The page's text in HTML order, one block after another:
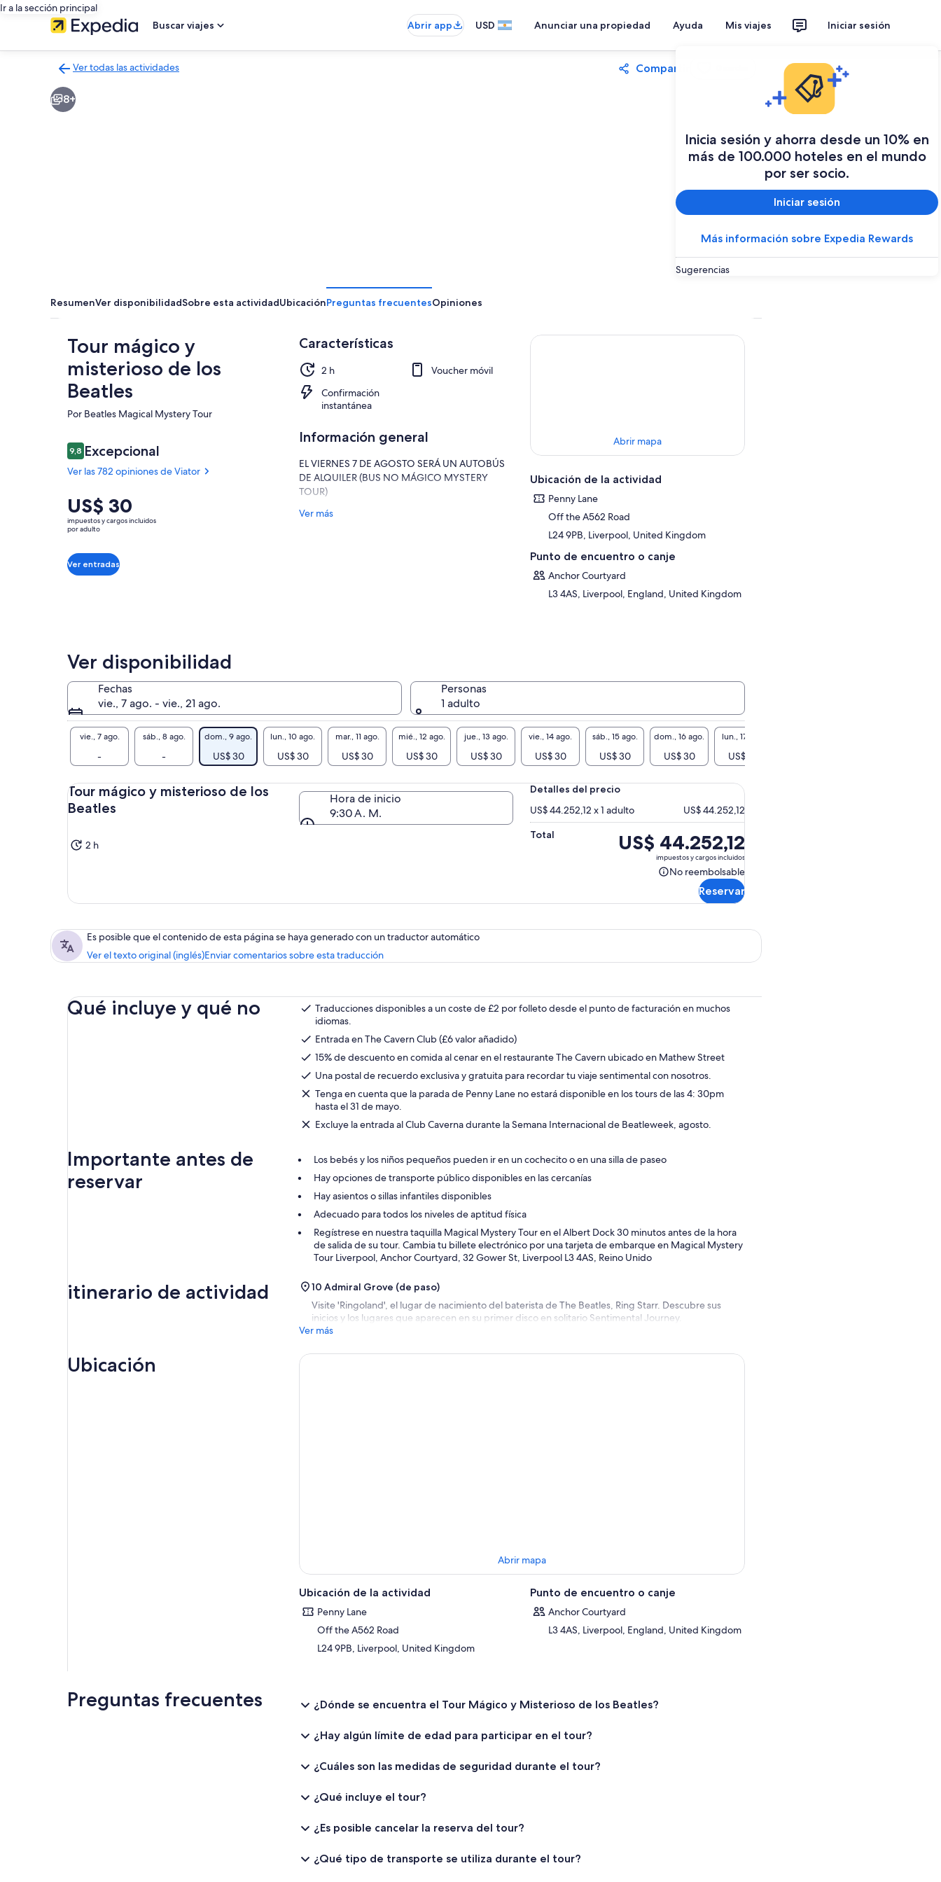
Ir a la sección principal
Buscar viajes
Abrir app USD Anunciar una propiedad Ayuda Mis viajes Iniciar sesión
Inicia sesión y ahorra desde un 10% en
más de 100.000 hoteles en el mundo
por ser socio.
Iniciar sesión
Más información sobre Expedia Rewards
Sugerencias
Ver todas las actividades
a
la
Compartir
8+
ResumenVer disponibilidadSobre esta actividadUbicaciónPreguntas frecuentesOpiniones
Tour mágico y
misterioso de los
Beatles
Por Beatles Magical Mystery Tour
Opiniones
9,89,8 de 10
Excepcional
Ver las 782 opiniones de Viator
9.89.8 de 10
Excepcional
Ver las
782
de Viator
El
precio
es
US$ 30.
por
US$ 30
impuestos y cargos incluidos
por adulto
Ver entradas
Características
2 h
Voucher móvil
Confirmación
instantánea
Información general
EL VIERNES 7 DE AGOSTO SERÁ UN AUTOBÚS
DE ALQUILER (BUS NO MÁGICO MYSTERY
TOUR)
Este es el tour en autocar turístico original y más
Ver más
Abrir mapa
Ubicación de la actividad
Penny Lane
Off the A562 Road
L24 9PB, Liverpool, United Kingdom
Punto de encuentro o canje
Anchor Courtyard
L3 4AS, Liverpool, England, United Kingdom
Ver disponibilidad
Fechas
vie., 7 ago. - vie., 21 ago.
Personas
1 adulto
vie., 7 ago.
-
sáb., 8 ago.
-
dom., 9 ago.
US$ 30
lun., 10 ago.
US$ 30
mar., 11 ago.
US$ 30
mié., 12 ago.
US$ 30
jue., 13 ago.
US$ 30
vie., 14 ago.
US$ 30
sáb., 15 ago.
US$ 30
dom., 16 ago.
US$ 30
lun., 17 ago.
US$ 30
Tour mágico y misterioso de los
Beatles
2 h
Hora de inicio
9:30 A. M.
Detalles del precio
US$ 44.252,12 x 1 adulto
US$ 44.252,12
Total
El
precio
US$ 44.252,12
impuestos y cargos incluidos
No reembolsable
No
reembolsableReservar
Es posible que el contenido de esta página se haya generado con un traductor automático
Ver el texto original (inglés)Enviar comentarios sobre esta traducciónSe
nueva
pestaña
Qué incluye y qué no
Traducciones disponibles a un coste de £2 por folleto desde el punto de facturación en muchos
idiomas.
Entrada en The Cavern Club (£6 valor añadido)
15% de descuento en comida al cenar en el restaurante The Cavern ubicado en Mathew Street
Una postal de recuerdo exclusiva y gratuita para recordar tu viaje sentimental con nosotros.
Tenga en cuenta que la parada de Penny Lane no estará disponible en los tours de las 4: 30pm
hasta el 31 de mayo.
Excluye la entrada al Club Caverna durante la Semana Internacional de Beatleweek, agosto.
Importante antes de
reservar
Los bebés y los niños pequeños pueden ir en un cochecito o en una silla de paseo
Hay opciones de transporte público disponibles en las cercanías
Hay asientos o sillas infantiles disponibles
Adecuado para todos los niveles de aptitud física
Regístrese en nuestra taquilla Magical Mystery Tour en el Albert Dock 30 minutos antes de la hora
de salida de su tour. Cambia tu billete electrónico por una tarjeta de embarque en Magical Mystery
Tour Liverpool, Anchor Courtyard, 32 Gower St, Liverpool L3 4AS, Reino Unido
itinerario de actividad
10 Admiral Grove (de paso)
Visite 'Ringoland', el lugar de nacimiento del baterista de The Beatles, Ring Starr. Descubre sus
inicios y los lugares que aparecen en su primer disco en solitario Sentimental Journey.
Ver más
Ubicación
Abrir mapa
Ubicación de la actividad
Penny Lane
Off the A562 Road
L24 9PB, Liverpool, United Kingdom
Punto de encuentro o canje
Anchor Courtyard
L3 4AS, Liverpool, England, United Kingdom
Preguntas frecuentes ¿Dónde se encuentra el Tour Mágico y Misterioso de los Beatles?
¿Hay algún límite de edad para participar en el tour?
¿Cuáles son las medidas de seguridad durante el tour?
¿Qué incluye el tour?
¿Es posible cancelar la reserva del tour?
¿Qué tipo de transporte se utiliza durante el tour?